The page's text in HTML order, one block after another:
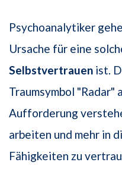
Psychoanalytiker
Ursache für eine
Selbstvertrauen ist.
Traumsymbol "Radar"
Aufforderung
arbeiten und mehr in
Fähigkeiten zu